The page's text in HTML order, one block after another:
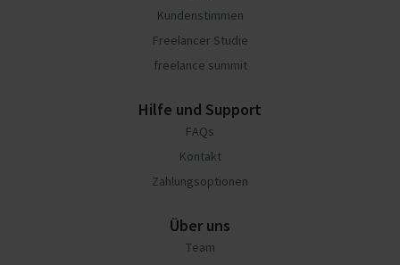
Kundenstimmen
Freelancer Studie
freelance summit
Hilfe und Support
FAQs
Kontakt
Zahlungsoptionen
Über uns
Team